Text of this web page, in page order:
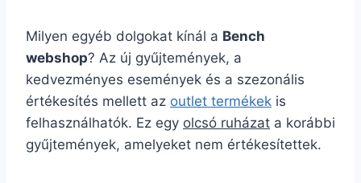
Milyen egyéb dolgokat kínál a Bench
webshop? Az új gyűjtemények, a
kedvezményes események és a szezonális
értékesítés mellett az outlet termékek is
felhasználhatók. Ez egy olcsó ruházat a korábbi
gyűjtemények, amelyeket nem értékesítettek.